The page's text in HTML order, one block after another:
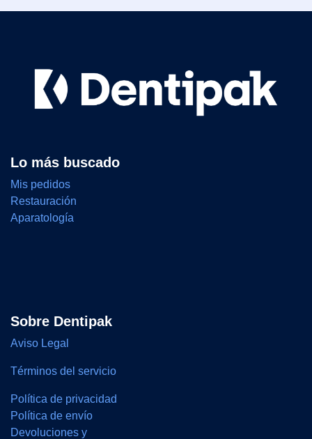
Lo más buscado
Mis pedidos
Restauración
Aparatología
Sobre Dentipak
Aviso Legal
Términos del servicio
Política de privacidad
Política de envío
Devoluciones y